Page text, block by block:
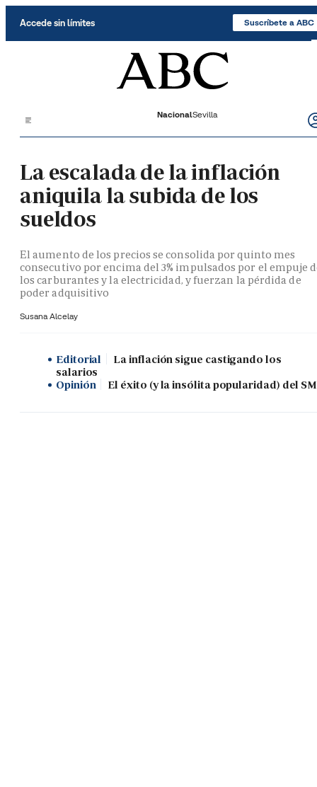
Accede sin límites Suscríbete a ABC
NacionalSevilla
La escalada de la inflación
aniquila la subida de los
sueldos
El aumento de los precios se consolida por quinto mes
consecutivo por encima del 3% impulsados por el empuje
los carburantes y la electricidad, y fuerzan la pérdida de
poder adquisitivo
Susana Alcelay
Editorial
La inflación sigue castigando los
salarios
Opinión
El éxito (y la insólita popularidad) del